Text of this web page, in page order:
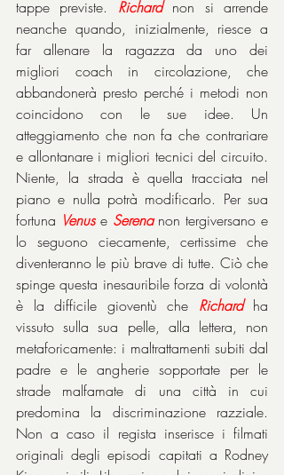
tappe previste. Richard non si arrende
neanche quando, inizialmente, riesce a
far allenare la ragazza da uno dei
migliori coach in circolazione, che
abbandonerà presto perché i metodi non
coincidono con le sue idee. Un
atteggiamento che non fa che contrariare
e allontanare i migliori tecnici del circuito.
Niente, la strada è quella tracciata nel
piano e nulla potrà modificarlo. Per sua
fortuna Venus e Serena non tergiversano e
lo seguono ciecamente, certissime che
diventeranno le più brave di tutte. Ciò che
spinge questa inesauribile forza di volontà
è la difficile gioventù che Richard ha
vissuto sulla sua pelle, alla lettera, non
metaforicamente: i maltrattamenti subiti dal
padre e le angherie sopportate per le
strade malfamate di una città in cui
predomina la discriminazione razziale.
Non a caso il regista inserisce i filmati
originali degli episodi capitati a Rodney